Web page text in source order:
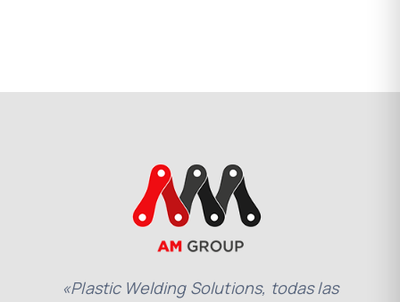
«Plastic Welding Solutions, todas las